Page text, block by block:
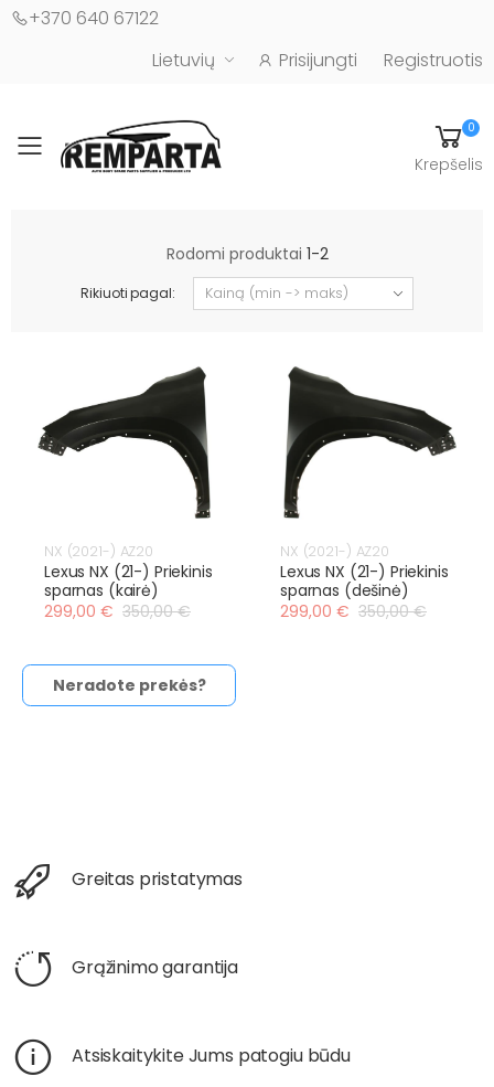
+370 640 67122
Lietuvių
Prisijungti Registruotis
Toggle mobile menu
0
Krepšelis
Rodomi produktai 1-2
Rikiuoti pagal:
NX (2021-) AZ20
Lexus NX (21-) Priekinis
sparnas (kairė)
299,00 € 350,00 €
NX (2021-) AZ20
Lexus NX (21-) Priekinis
sparnas (dešinė)
299,00 € 350,00 €
Neradote prekės?
Greitas pristatymas
Grąžinimo garantija
Atsiskaitykite Jums patogiu būdu